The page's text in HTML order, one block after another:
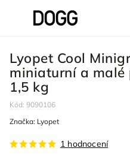
Lyopet Cool
miniaturní a malé
1,5 kg
Kód: 9090106
1 hodnocení
Značka: Lyopet